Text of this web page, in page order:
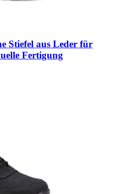
Stiefel aus Leder für
Fertigung